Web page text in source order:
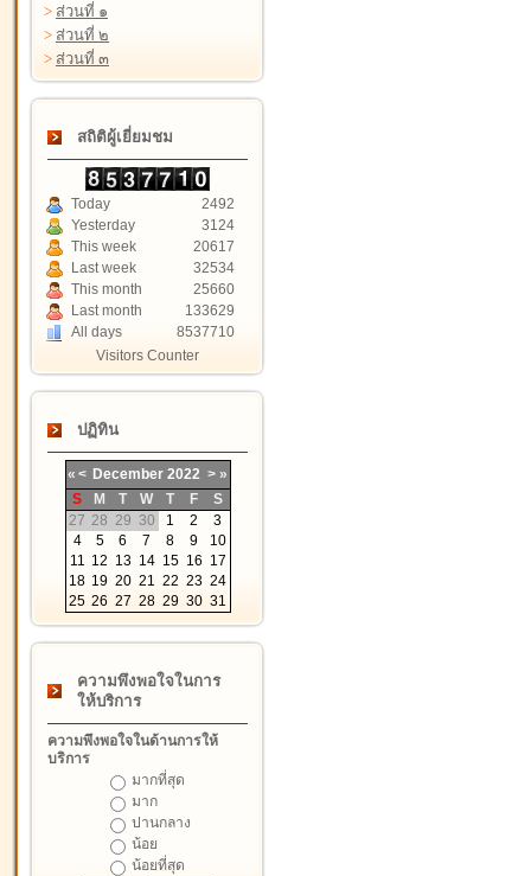
> ส่วนที่ ๑
> ส่วนที่ ๒
> ส่วนที่ ๓
สถิติผู้เยี่ยมชม
Today
2492
Yesterday
3124
This week
20617
Last week
32534
This month
25660
Last month
133629
All days
8537710
Visitors Counter
ปฏิทิน
« < December 2022 > »
S
M T W T F
S
27 28 29 30 1 2
3
4
5 6 7 8 9
10
11 12 13 14 15 16 17
18 19 20 21 22 23 24
25 26 27 28 29 30 31
ความพึงพอใจในการ
ให้บริการ
ความพึงพอใจในด้านการให้
บริการ
มากที่สุด
มาก
ปานกลาง
น้อย
น้อยที่สุด